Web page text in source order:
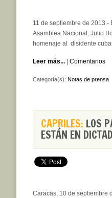
11 de septiembre de
Asamblea Nacional, Julio
homenaje al disidente
Leer más... Comentarios
Categoría(s): Notas de prensa
CAPRILES: LOS
ESTÁN EN
Caracas, 10 de septiembre